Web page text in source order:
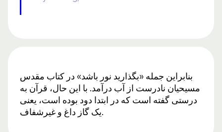
بنابراین جمله «بگذارید نور باشد» در کتاب مقدس
مسیحیان نادرست از آب درآمد. با این حال، قرآن به
درستی گفته است که در ابتدا دود بوده است، یعنی
یک گاز داغ و غیرشفاف.